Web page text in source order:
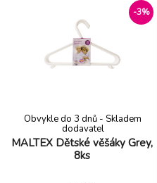
-3%
MALTEX Dětské věšáky Grey,
8ks
Obvykle do 3 dnů - Skladem
dodavatel